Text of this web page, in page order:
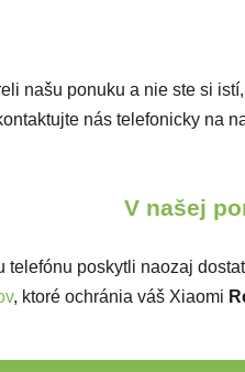
našu ponuku a nie ste si
nás telefonicky na
V našej
telefónu poskytli naozaj
, ktoré ochránia váš Xiaomi